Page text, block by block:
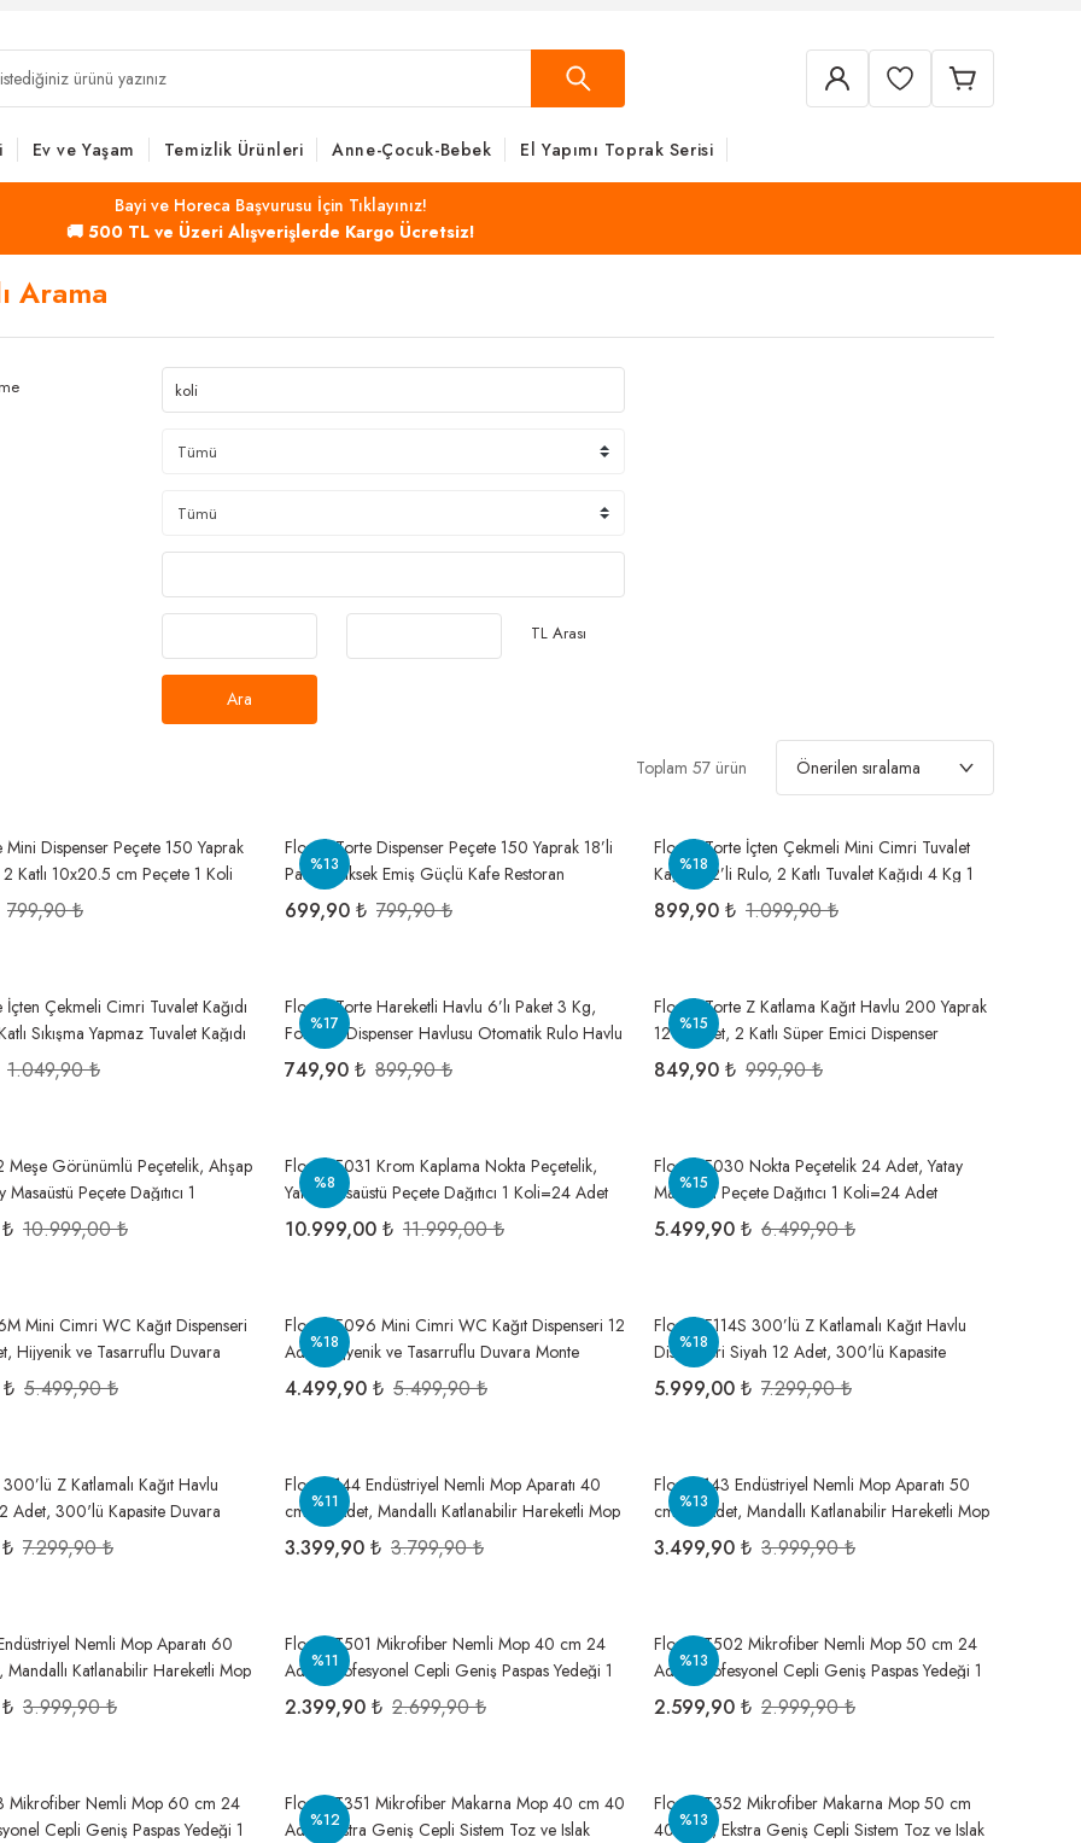
Ev ve Yaşam Temizlik Ürünleri Anne-Çocuk-Bebek El Yapımı Toprak Serisi
Bayi ve Horeca Başvurusu İçin Tıklayınız!
🚚 500 TL ve Üzeri Alışverişlerde Kargo Ücretsiz!
Arama
TL Arası
Ara
Toplam 57 ürün
Mini Dispenser Peçete 150 Yaprak
Katlı 10x20.5 cm Peçete 1 Koli
799,90 ₺
%13
Flosoft Torte Dispenser Peçete 150 Yaprak 18’li
Paket, Yüksek Emiş Güçlü Kafe Restoran
Peçetesi 1 Koli
699,90 ₺ 799,90 ₺
%18
Flosoft Torte İçten Çekmeli Mini Cimri Tuvalet
Kağıdı 12’li Rulo, 2 Katlı Tuvalet Kağıdı 4 Kg 1
Koli
899,90 ₺ 1.099,90 ₺
Çekmeli Cimri Tuvalet Kağıdı
Sıkışma Yapmaz Tuvalet Kağıdı
1.049,90 ₺
%17
Flosoft Torte Hareketli Havlu 6’lı Paket 3 Kg,
Fotoselli Dispenser Havlusu Otomatik Rulo Havlu
21 Cm
749,90 ₺ 899,90 ₺
%15
Flosoft Torte Z Katlama Kağıt Havlu 200 Yaprak
12’li Paket, 2 Katlı Süper Emici Dispenser
Havlusu 1 Koli
849,90 ₺ 999,90 ₺
Meşe Görünümlü Peçetelik, Ahşap
Masaüstü Peçete Dağıtıcı 1
10.999,00 ₺
%8
Flosoft F031 Krom Kaplama Nokta Peçetelik,
Yatay Masaüstü Peçete Dağıtıcı 1 Koli=24 Adet
10.999,00 ₺ 11.999,00 ₺
%15
Flosoft F030 Nokta Peçetelik 24 Adet, Yatay
Masaüstü Peçete Dağıtıcı 1 Koli=24 Adet
5.499,90 ₺ 6.499,90 ₺
Mini Cimri WC Kağıt Dispenseri
Hijyenik ve Tasarruflu Duvara
Kağıdı Verici
5.499,90 ₺
%18
Flosoft F096 Mini Cimri WC Kağıt Dispenseri 12
Adet, Hijyenik ve Tasarruflu Duvara Monte
Tuvalet Kağıdı Verici
4.499,90 ₺ 5.499,90 ₺
%18
Flosoft F114S 300’lü Z Katlamalı Kağıt Havlu
Dispenseri Siyah 12 Adet, 300'lü Kapasite
Duvara Monte Hijyenik Havluluk 1 Koli=12 Adet
5.999,00 ₺ 7.299,90 ₺
Z Katlamalı Kağıt Havlu
Adet, 300'lü Kapasite Duvara
Havluluk 1 Koli=12 Adet
7.299,90 ₺
%11
Flora F144 Endüstriyel Nemli Mop Aparatı 40
cm 24 Adet, Mandallı Katlanabilir Hareketli Mop
Başlığı 1 Koli=24 Adet
3.399,90 ₺ 3.799,90 ₺
%13
Flora F143 Endüstriyel Nemli Mop Aparatı 50
cm 24 Adet, Mandallı Katlanabilir Hareketli Mop
Başlığı 1 Koli=24 Adet
3.499,90 ₺ 3.999,90 ₺
Nemli Mop Aparatı 60
Katlanabilir Hareketli Mop
Adet
3.999,90 ₺
%11
Flora FT501 Mikrofiber Nemli Mop 40 cm 24
Adet, Profesyonel Cepli Geniş Paspas Yedeği 1
Koli=24 Adet
2.399,90 ₺ 2.699,90 ₺
%13
Flora FT502 Mikrofiber Nemli Mop 50 cm 24
Adet, Profesyonel Cepli Geniş Paspas Yedeği 1
Koli=24 Adet
2.599,90 ₺ 2.999,90 ₺
Mikrofiber Nemli Mop 60 cm 24
Cepli Geniş Paspas Yedeği 1
%12
Flora FT351 Mikrofiber Makarna Mop 40 cm 40
Adet, Ekstra Geniş Cepli Sistem Toz ve Islak
%13
Flora FT352 Mikrofiber Makarna Mop 50 cm
40 Adet, Ekstra Geniş Cepli Sistem Toz ve Islak